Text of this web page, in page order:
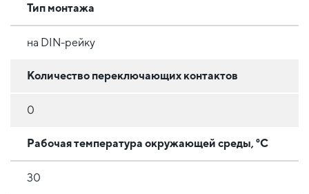
Тип монтажа
на DIN-рейку
Количество переключающих контактов
0
Рабочая температура окружающей среды, °C
30